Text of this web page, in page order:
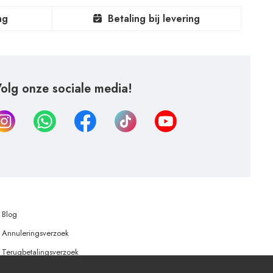
Betaling bij levering
onze sociale media!
Blog
Annuleringsverzoek
Terugbetalingsverzoek